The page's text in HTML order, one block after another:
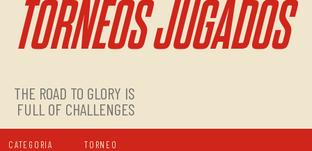
TORNEOS JUGADOS
THE ROAD TO GLORY IS
FULL OF CHALLENGES
CATEGORIA TORNEO